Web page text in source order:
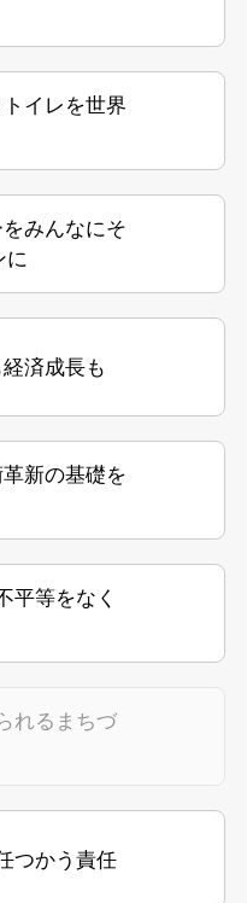
イレを世界
みんなにそ
に
済成長も
新の基礎を
平等をなく
れるまちづ
つかう責任